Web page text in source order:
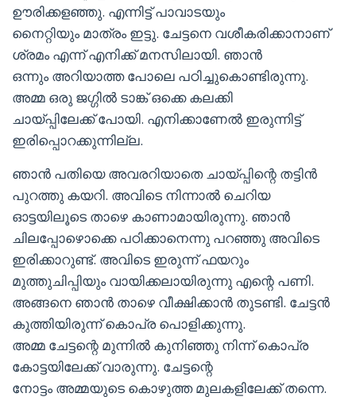
ഊരിക്കളഞ്ഞു. എന്നിട്ട് പാവാടയും
നൈറ്റിയും മാത്രം ഇട്ടു. ചേട്ടനെ വശീകരിക്കാനാണ്
ശ്രമം എന്ന് എനിക്ക് മനസിലായി. ഞാൻ
ഒന്നും അറിയാത്ത പോലെ പഠിച്ചുകൊണ്ടിരുന്നു.
അമ്മ ഒരു ജഗ്ഗിൽ ടാങ്ക് ഒക്കെ കലക്കി
ചായ്പ്പിലേക്ക് പോയി. എനിക്കാണേൽ ഇരുന്നിട്ട്
ഇരിപ്പൊറക്കുന്നില്ല.
ഞാൻ പതിയെ അവരറിയാതെ ചായ്പ്പിന്റെ തട്ടിൻ
പുറത്തു കയറി. അവിടെ നിന്നാൽ ചെറിയ
ഓട്ടയിലൂടെ താഴെ കാണാമായിരുന്നു. ഞാൻ
ചിലപ്പോഴൊക്കെ പഠിക്കാനെന്നു പറഞ്ഞു അവിടെ
ഇരിക്കാറുണ്ട്. അവിടെ ഇരുന്ന് ഫയറും
മുത്തുചിപ്പിയും വായിക്കലായിരുന്നു എന്റെ പണി.
അങ്ങനെ ഞാൻ താഴെ വീക്ഷിക്കാൻ തുടണ്ടി. ചേട്ടൻ
കുത്തിയിരുന്ന് കൊപ്ര പൊളിക്കുന്നു.
അമ്മ ചേട്ടന്റെ മുന്നിൽ കുനിഞ്ഞു നിന്ന് കൊപ്ര
കോട്ടയിലേക്ക് വാരുന്നു. ചേട്ടന്റെ
നോട്ടം അമ്മയുടെ കൊഴുത്ത മുലകളിലേക്ക് തന്നെ.